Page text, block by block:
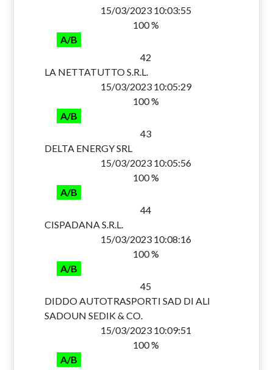
15/03/2023 10:03:55
100 %
A/B
42
LA NETTATUTTO S.R.L.
15/03/2023 10:05:29
100 %
A/B
43
DELTA ENERGY SRL
15/03/2023 10:05:56
100 %
A/B
44
CISPADANA S.R.L.
15/03/2023 10:08:16
100 %
A/B
45
DIDDO AUTOTRASPORTI SAD DI ALI
SADOUN SEDIK & CO.
15/03/2023 10:09:51
100 %
A/B